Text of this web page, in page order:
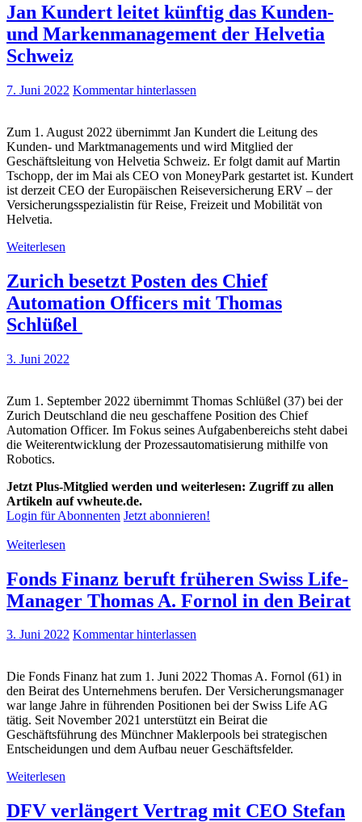
Jan Kundert leitet künftig das Kunden-
und Markenmanagement der Helvetia
Schweiz
7. Juni 2022 Kommentar hinterlassen
Zum 1. August 2022 übernimmt Jan Kundert die Leitung des
Kunden- und Marktmanagements und wird Mitglied der
Geschäftsleitung von Helvetia Schweiz. Er folgt damit auf Martin
Tschopp, der im Mai als CEO von MoneyPark gestartet ist. Kundert
ist derzeit CEO der Europäischen Reiseversicherung ERV – der
Versicherungsspezialistin für Reise, Freizeit und Mobilität von
Helvetia.
Weiterlesen
Zurich besetzt Posten des Chief
Automation Officers mit Thomas
Schlüßel
3. Juni 2022
Zum 1. September 2022 übernimmt Thomas Schlüßel (37) bei der
Zurich Deutschland die neu geschaffene Position des Chief
Automation Officer. Im Fokus seines Aufgabenbereichs steht dabei
die Weiterentwicklung der Prozessautomatisierung mithilfe von
Robotics.
Jetzt Plus-Mitglied werden und weiterlesen: Zugriff zu allen
Artikeln auf vwheute.de.
Login für Abonnenten Jetzt abonnieren!
Weiterlesen
Fonds Finanz beruft früheren Swiss Life-
Manager Thomas A. Fornol in den Beirat
3. Juni 2022 Kommentar hinterlassen
Die Fonds Finanz hat zum 1. Juni 2022 Thomas A. Fornol (61) in
den Beirat des Unternehmens berufen. Der Versicherungsmanager
war lange Jahre in führenden Positionen bei der Swiss Life AG
tätig. Seit November 2021 unterstützt ein Beirat die
Geschäftsführung des Münchner Maklerpools bei strategischen
Entscheidungen und dem Aufbau neuer Geschäftsfelder.
Weiterlesen
DFV verlängert Vertrag mit CEO Stefan